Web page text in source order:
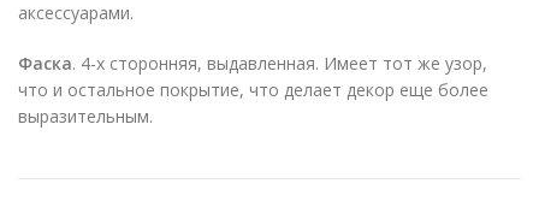
аксессуарами.
Фаска. 4-х сторонняя, выдавленная. Имеет тот же узор,
что и остальное покрытие, что делает декор еще более
выразительным.